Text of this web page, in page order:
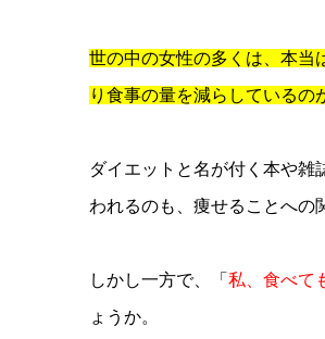
世の中の女性の多くは、本当
り食事の量を減らしているの
ダイエットと名が付く本や
われるのも、痩せることへの
しかし一方で、「 私、食べて
ょうか。